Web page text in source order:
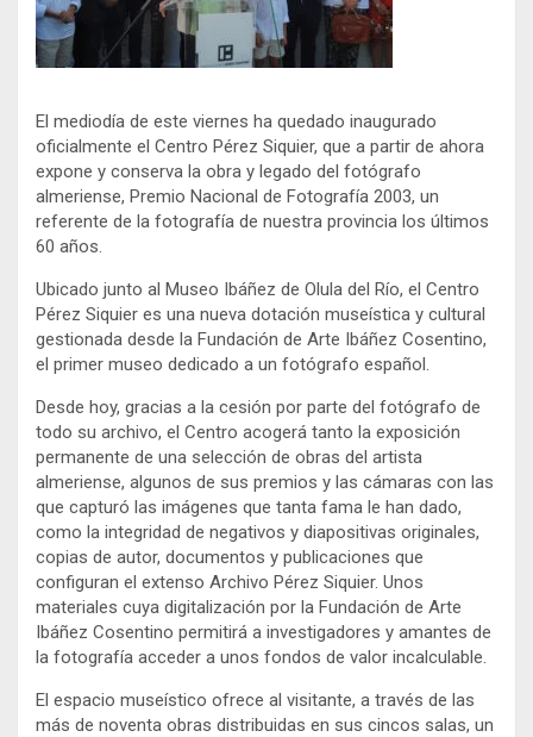
El mediodía de este viernes ha quedado inaugurado
oficialmente el Centro Pérez Siquier, que a partir de ahora
expone y conserva la obra y legado del fotógrafo
almeriense, Premio Nacional de Fotografía 2003, un
referente de la fotografía de nuestra provincia los últimos
60 años.
Ubicado junto al Museo Ibáñez de Olula del Río, el Centro
Pérez Siquier es una nueva dotación museística y cultural
gestionada desde la Fundación de Arte Ibáñez Cosentino,
el primer museo dedicado a un fotógrafo español.
Desde hoy, gracias a la cesión por parte del fotógrafo de
todo su archivo, el Centro acogerá tanto la exposición
permanente de una selección de obras del artista
almeriense, algunos de sus premios y las cámaras con las
que capturó las imágenes que tanta fama le han dado,
como la integridad de negativos y diapositivas originales,
copias de autor, documentos y publicaciones que
configuran el extenso Archivo Pérez Siquier. Unos
materiales cuya digitalización por la Fundación de Arte
Ibáñez Cosentino permitirá a investigadores y amantes de
la fotografía acceder a unos fondos de valor incalculable.
El espacio museístico ofrece al visitante, a través de las
más de noventa obras distribuidas en sus cincos salas, un